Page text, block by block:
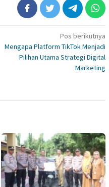
Pos berikutnya
Mengapa Platform TikTok Menjadi
Pilihan Utama Strategi Digital
Marketing